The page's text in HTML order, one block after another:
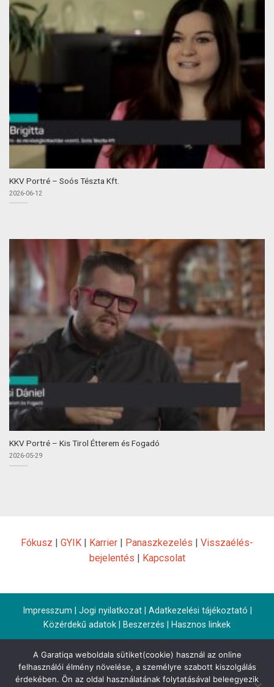
KKV Portré – Soós Tészta Kft.
2026-06-12
KKV Portré – Kis Tirol Étterem és Fogadó
2026-05-29
Fókusz | GYIK | Karrier | Panaszkezelés | Visszaélés-
bejelentés | Kapcsolat
Impresszum Jogi nyilatkozat| Adatkezelési tájékoztató
Közérdekű adatok
Beszerzés Hasznos linkek
A Garatiqa weboldala sütiket(cookie) használ az online
felhasználói élmény növelése, a személyre szabott kiszolgálás
érdekében. Ön az oldal használatának folytatásával beleegyezik